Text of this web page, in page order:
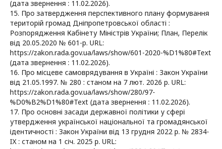
(дата звернення : 11.02.2026).
15. Про затвердження перспективного плану формування
територій громад Дніпропетровської області :
Розпорядження Кабінету Міністрів України; План, Перелік
від 20.05.2020 № 601-р. URL:
https://zakon.rada.gov.ua/laws/show/601-2020-%D1%80#Text
(дата звернення : 11.02.2026).
16. Про місцеве самоврядування в Україні : Закон України
від 21.05.1997. № 280 : станом на 7 лют. 2026 р. URL:
https://zakon.rada.gov.ua/laws/show/280/97-
%D0%B2%D1%80#Text (дата звернення : 11.02.2026).
17. Про основні засади державної політики у сфері
утвердження української національної та громадянської
ідентичності : Закон України від 13 грудня 2022 р. № 2834-
IX : станом на 1 січ. 2025 р. URL: